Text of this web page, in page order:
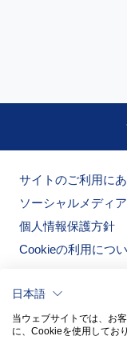
サイトのご利用に
ソーシャルメディ
個人情報保護方針
Cookieの利用につ
日本語
当ウェブサイトでは、お
に、Cookieを使用しており